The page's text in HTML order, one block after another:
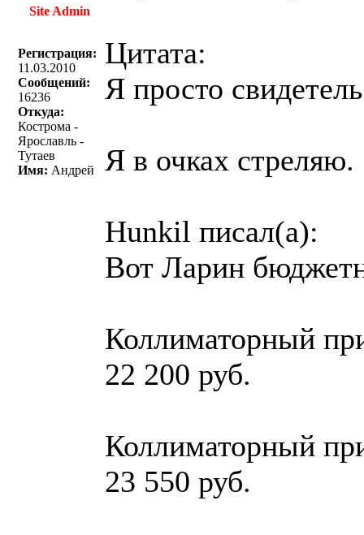
Site Admin
Регистрация:
11.03.2010
Сообщений:
16236
Откуда:
Кострома -
Ярославль -
Тутаев
Имя: Андрей
Цитата:
Я просто
Я в очках стреляю.
Hunkil писал(a):
Вот Ларин
Коллиматорный
22 200 руб.
Коллиматорный
23 550 руб.